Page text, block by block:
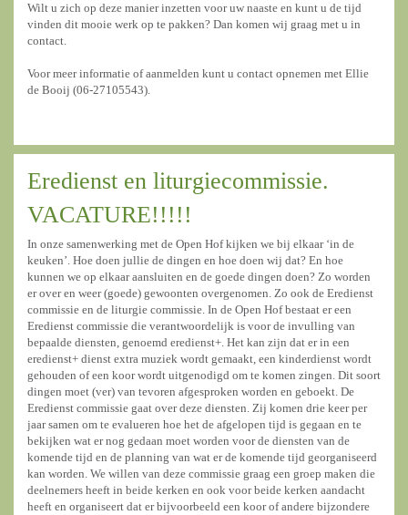
Wilt u zich op deze manier inzetten voor uw naaste en kunt u de tijd
vinden dit mooie werk op te pakken? Dan komen wij graag met u in
contact.
Voor meer informatie of aanmelden kunt u contact opnemen met Ellie
de Booij (06-27105543).
Eredienst en liturgiecommissie.
VACATURE!!!!!
In onze samenwerking met de Open Hof kijken we bij elkaar ‘in de
keuken’. Hoe doen jullie de dingen en hoe doen wij dat? En hoe
kunnen we op elkaar aansluiten en de goede dingen doen? Zo worden
er over en weer (goede) gewoonten overgenomen. Zo ook de Eredienst
commissie en de liturgie commissie. In de Open Hof bestaat er een
Eredienst commissie die verantwoordelijk is voor de invulling van
bepaalde diensten, genoemd eredienst+. Het kan zijn dat er in een
eredienst+ dienst extra muziek wordt gemaakt, een kinderdienst wordt
gehouden of een koor wordt uitgenodigd om te komen zingen. Dit soort
dingen moet (ver) van tevoren afgesproken worden en geboekt. De
Eredienst commissie gaat over deze diensten. Zij komen drie keer per
jaar samen om te evalueren hoe het de afgelopen tijd is gegaan en te
bekijken wat er nog gedaan moet worden voor de diensten van de
komende tijd en de planning van wat er de komende tijd georganiseerd
kan worden. We willen van deze commissie graag een groep maken die
deelnemers heeft in beide kerken en ook voor beide kerken aandacht
heeft en organiseert dat er bijvoorbeeld een koor of andere bijzondere